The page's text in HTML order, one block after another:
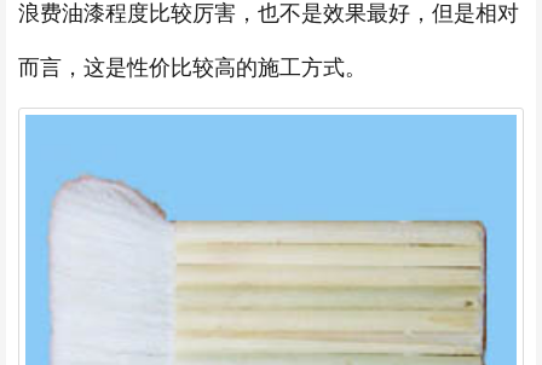
浪费油漆程度比较厉害，也不是效果最好，但是相对
而言，这是性价比较高的施工方式。